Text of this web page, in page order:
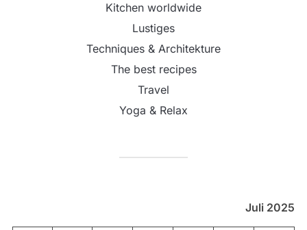
Kitchen worldwide
Lustiges
Techniques & Architekture
The best recipes
Travel
Yoga & Relax
Juli 2025